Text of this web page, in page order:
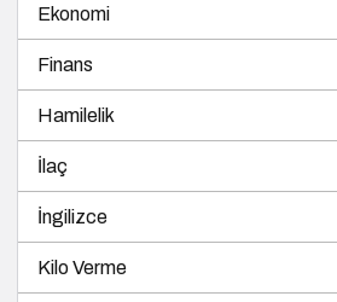
Finans
Hamilelik
İlaç
İngilizce
Kilo Verme
Sağlık